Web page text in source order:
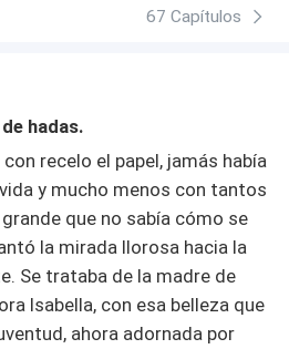
de ayudarlo mientras
¿Perdonará y podrá
67 Capítulos
hadas.
recelo el papel, jamás había
y mucho menos con tantos
que no sabía cómo se
la mirada llorosa hacia la
Se trataba de la madre de
Isabella, con esa belleza que
ahora adornada por